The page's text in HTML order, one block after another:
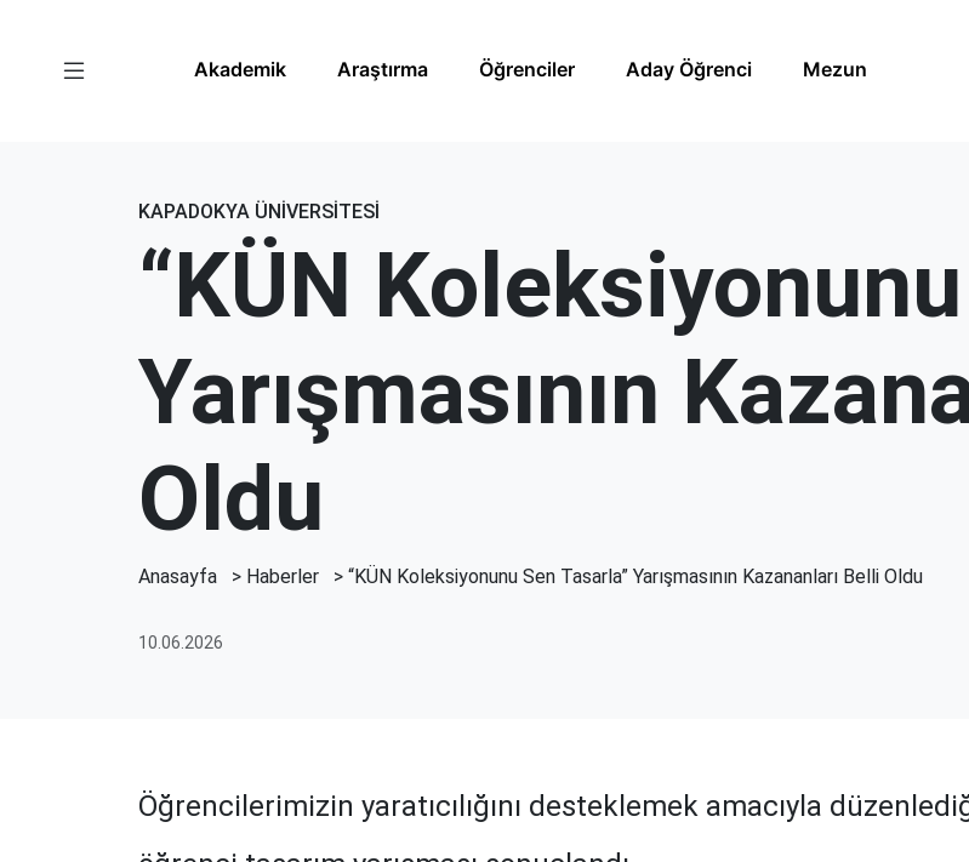
Akademik Araştırma Öğrenciler Aday Öğrenci Mezun
KAPADOKYA ÜNİVERSİTESİ
“KÜN
Yarışmasının
Oldu
Anasayfa > Haberler > “KÜN Koleksiyonunu Sen Tasarla” Yarışmasının Kazananları Belli Oldu
10.06.2026
Öğrencilerimizin yaratıcılığını desteklemek amacıyla